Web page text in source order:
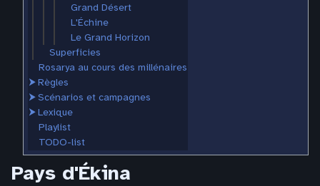
Grand Désert
L'Échine
Le Grand Horizon
Superficies
Rosarya au cours des millénaires
⮞Règles
⮞Scénarios et campagnes
⮞Lexique
Playlist
TODO-list
Pays d'Ékina